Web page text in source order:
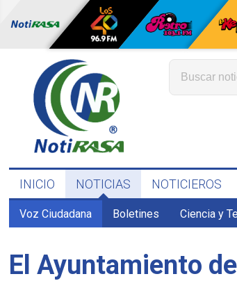
INICIO NOTICIAS NOTICIEROS
Voz Ciudadana Boletines Ciencia y
El Ayuntamiento